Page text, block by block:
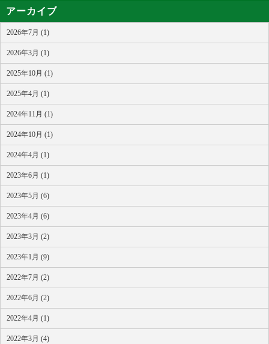
アーカイブ
2026年7月 (1)
2026年3月 (1)
2025年10月 (1)
2025年4月 (1)
2024年11月 (1)
2024年10月 (1)
2024年4月 (1)
2023年6月 (1)
2023年5月 (6)
2023年4月 (6)
2023年3月 (2)
2023年1月 (9)
2022年7月 (2)
2022年6月 (2)
2022年4月 (1)
2022年3月 (4)